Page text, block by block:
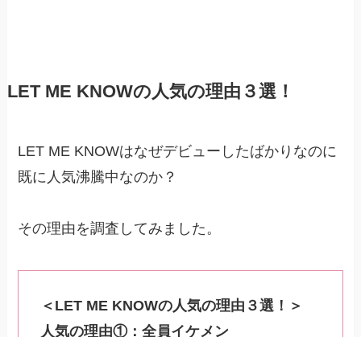
LET ME KNOWの人気の理由３選！
LET ME KNOWはなぜデビューしたばかりなのに
既に人気沸騰中なのか？
その理由を調査してみました。
＜LET ME KNOWの人気の理由３選！＞
人気の理由①：全員イケメン